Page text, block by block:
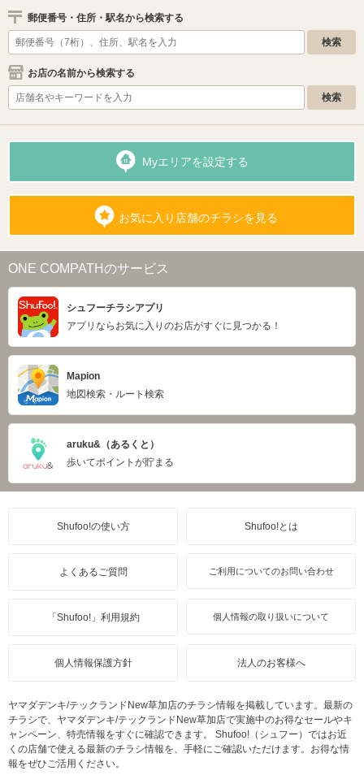
郵便番号・住所・駅名から検索する
お店の名前から検索する
Myエリアを設定する
お気に入り店舗のチラシを見る
ONE COMPATHのサービス
シュフーチラシアプリ
アプリならお気に入りのお店がすぐに見つかる！
Mapion
地図検索・ルート検索
aruku&（あるくと）
歩いてポイントが貯まる
Shufoo!の使い方 Shufoo!とは
よくあるご質問 ご利用についてのお問い合わせ
「Shufoo!」利用規約 個人情報の取り扱いについて
個人情報保護方針 法人のお客様へ
ヤマダデンキ/テックランドNew草加店のチラシ情報を掲載しています。最新の
チラシで、ヤマダデンキ/テックランドNew草加店で実施中のお得なセールやキ
ャンペーン、特売情報をすぐに確認できます。 Shufoo!（シュフー）ではお近
くの店舗で使える最新のチラシ情報を、手軽にご確認いただけます。お得な情
報をぜひご活用ください。